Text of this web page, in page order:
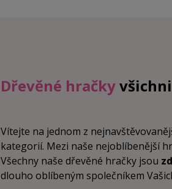
Dřevěné hračky
Vítejte na jednom z
kategorií. Mezi naše nejoblíbenější
Všechny naše dřevěné hračky jsou
dlouho oblíbeným společníkem